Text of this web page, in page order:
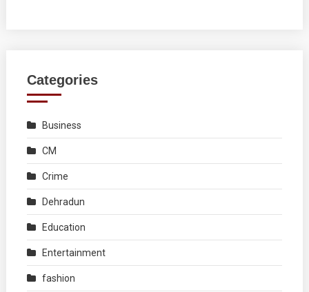
Categories
Business
CM
Crime
Dehradun
Education
Entertainment
fashion